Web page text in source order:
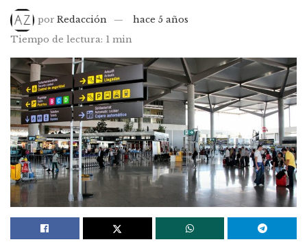
por Redacción
hace 5 años
Tiempo de lectura: 1 min